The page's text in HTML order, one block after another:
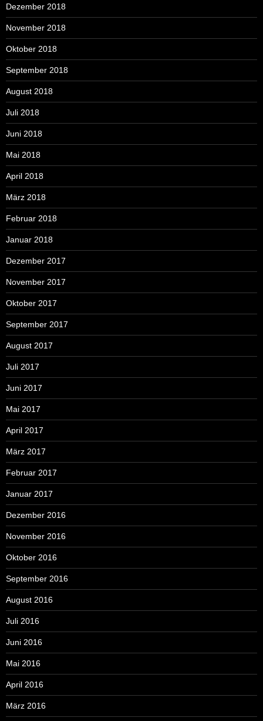
Dezember 2018
November 2018
Oktober 2018
September 2018
August 2018
Juli 2018
Juni 2018
Mai 2018
April 2018
März 2018
Februar 2018
Januar 2018
Dezember 2017
November 2017
Oktober 2017
September 2017
August 2017
Juli 2017
Juni 2017
Mai 2017
April 2017
März 2017
Februar 2017
Januar 2017
Dezember 2016
November 2016
Oktober 2016
September 2016
August 2016
Juli 2016
Juni 2016
Mai 2016
April 2016
März 2016